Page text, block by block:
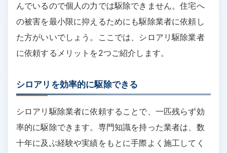
んでいるので個人の力では駆除できません。住宅へ
の被害を最小限に抑えるためにも駆除業者に依頼し
た方がいいでしょう。ここでは、シロアリ駆除業者
に依頼するメリットを2つご紹介します。
シロアリを効率的に駆除できる
シロアリ駆除業者に依頼することで、一匹残らず効
率的に駆除できます。専門知識を持った業者は、数
十年に及ぶ経験や実績をもとに手際よく施工してく